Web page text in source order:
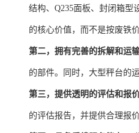
结构、Q235面板、封闭箱型
的核心价值，而不是按废铁价
第二，拥有完善的拆解和运输
的部件。同时，大型秤台的
第三，提供透明的评估和报价
的评估报告，并提供合理报